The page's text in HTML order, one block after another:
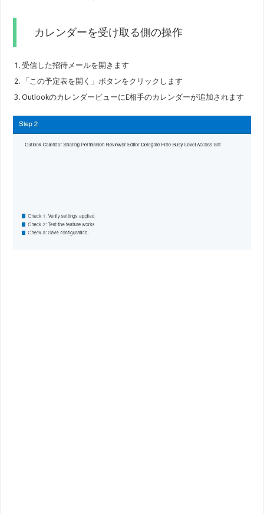
カレンダーを受け取る側の操作
受信した招待メールを開きます
「この予定表を開く」ボタンをクリックします
OutlookのカレンダービューにE相手のカレンダーが追加されます